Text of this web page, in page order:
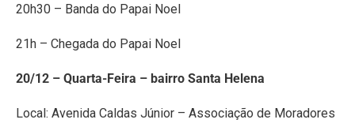
20h30 – Banda do Papai Noel
21h – Chegada do Papai Noel
20/12 – Quarta-Feira – bairro Santa Helena
Local: Avenida Caldas Júnior – Associação de Moradores